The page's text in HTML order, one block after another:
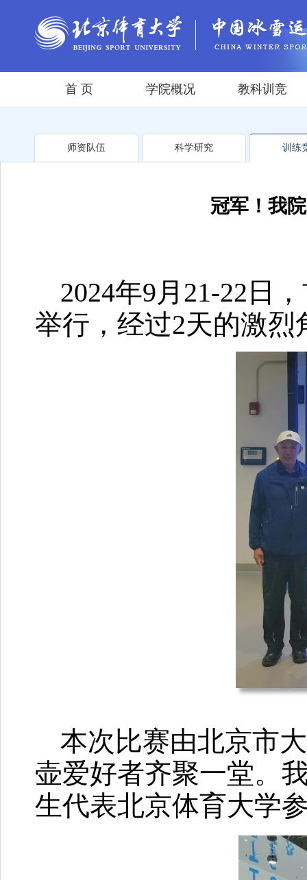
首 页 学院概况 教科训竞
师资队伍 科学研究 训练
冠军！我
2024年9月21-22日
举行，经过2天的激
本次比赛由北京市
壶爱好者齐聚一堂。
生代表北京体育大学